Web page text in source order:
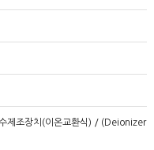
제조장치(이온교환식) / (Deionizer